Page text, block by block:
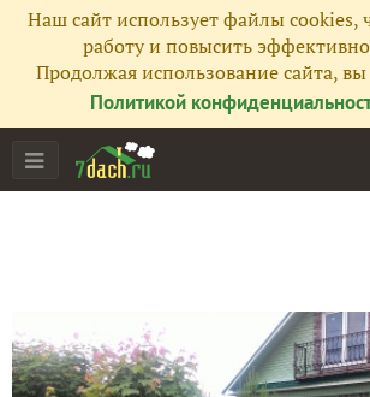
Наш сайт использует файлы cookies,
работу и повысить
Продолжая использование сайта, вы
Политикой
Все публикации